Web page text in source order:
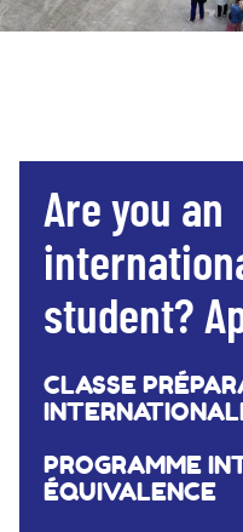
Are you an
student?
CLASSE
PROGRAMME
ÉQUIVALENCE